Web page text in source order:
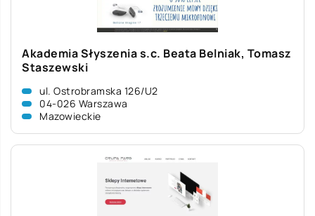
Akademia Słyszenia s.c. Beata Belniak, Tomasz
Staszewski
ul. Ostrobramska 126/U2
04-026 Warszawa
Mazowieckie